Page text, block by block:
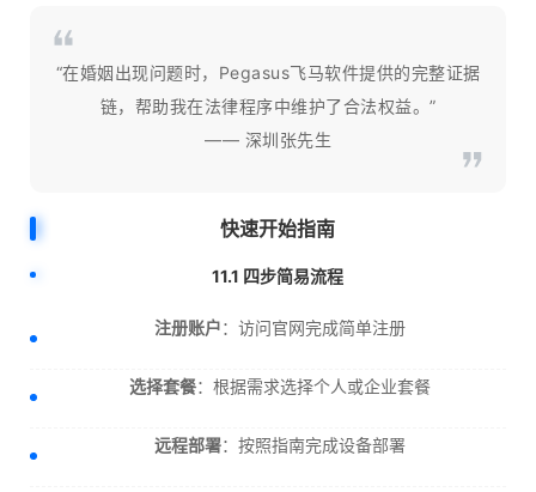
“在婚姻出现问题时，Pegasus飞马软件提供的完整证据
链，帮助我在法律程序中维护了合法权益。”
—— 深圳张先生
快速开始指南
11.1 四步简易流程
注册账户：访问官网完成简单注册
选择套餐：根据需求选择个人或企业套餐
远程部署：按照指南完成设备部署